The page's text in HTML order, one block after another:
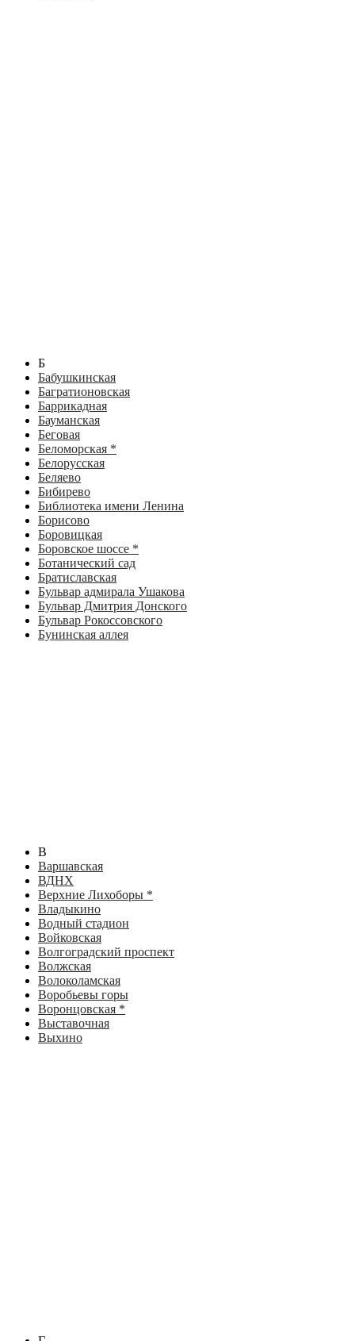
Б
Бабушкинская
Багратионовская
Баррикадная
Бауманская
Беговая
Беломорская *
Белорусская
Беляево
Бибирево
Библиотека имени Ленина
Борисово
Боровицкая
Боровское шоссе *
Ботанический сад
Братиславская
Бульвар адмирала Ушакова
Бульвар Дмитрия Донского
Бульвар Рокоссовского
Бунинская аллея
В
Варшавская
ВДНХ
Верхние Лихоборы *
Владыкино
Водный стадион
Войковская
Волгоградский проспект
Волжская
Волоколамская
Воробьевы горы
Воронцовская *
Выставочная
Выхино